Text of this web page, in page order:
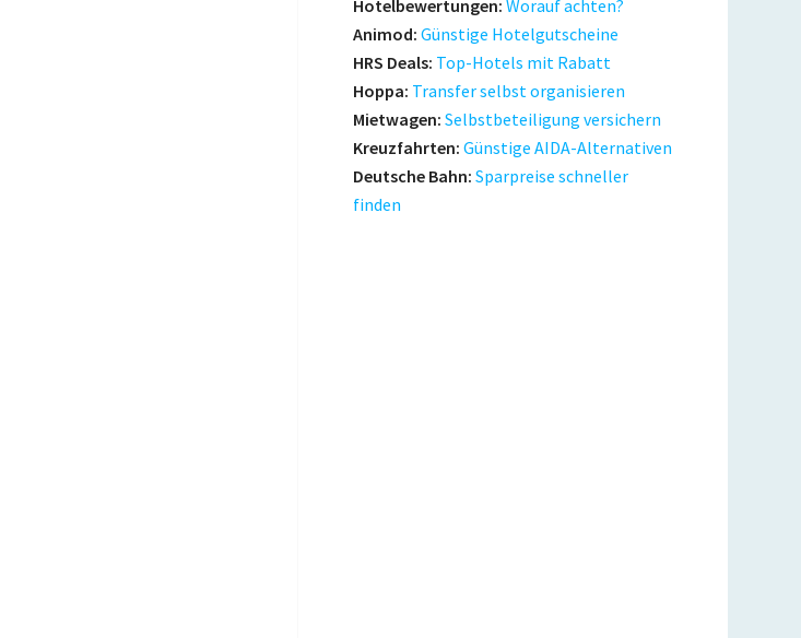
Hotelbewertungen: Worauf achten?
Animod: Günstige Hotelgutscheine
HRS Deals: Top-Hotels mit Rabatt
Hoppa: Transfer selbst organisieren
Mietwagen: Selbstbeteiligung versichern
Kreuzfahrten: Günstige AIDA-Alternativen
Deutsche Bahn: Sparpreise schneller
finden